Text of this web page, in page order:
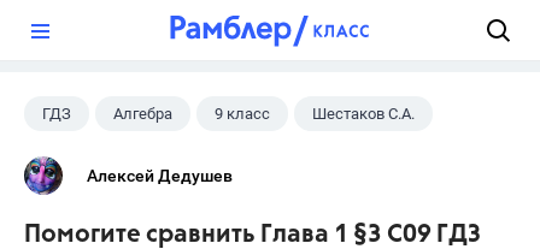
ГДЗ Алгебра 9 класс Шестаков С.А.
Алексей Дедушев
Помогите сравнить Глава 1 §3 С09 ГДЗ